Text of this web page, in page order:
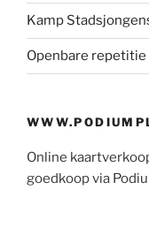
Kamp
Openbare
Online
goedkoop via